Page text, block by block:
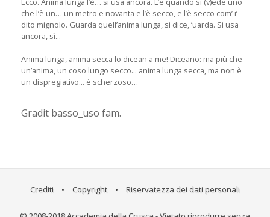
che l’è un… un metro e novanta e l’è secco, e l’è secco com’ i’
dito mignolo. Guarda quell’anima lunga, si dice, ’uarda. Si usa
ancora, sì...
Anima lunga, anima secca lo dicean a me! Diceano: ma più che
un’anima, un coso lungo secco... anima lunga secca, ma non è
un dispregiativo... è scherzoso…
Gradit basso_uso fam.
Crediti • Copyright • Riservatezza dei dati personali